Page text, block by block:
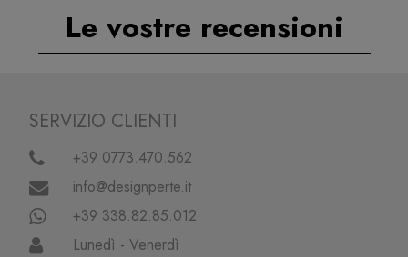
Le vostre recensioni
SERVIZIO CLIENTI
+39 0773.470.562
info@designperte.it
+39 338.82.85.012
Lunedì - Venerdì